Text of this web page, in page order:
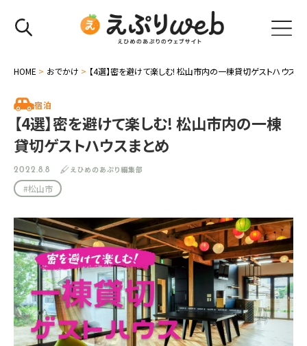
HOME > おでかけ > 【4選】密を避けて楽しむ! 松山市内の一棟貸切ゲストハウスま
宿泊
【4選】密を避けて楽しむ! 松山市内の一棟
貸切ゲストハウスまとめ
2022.8.8 えひめのあぷり編集部
#松山市